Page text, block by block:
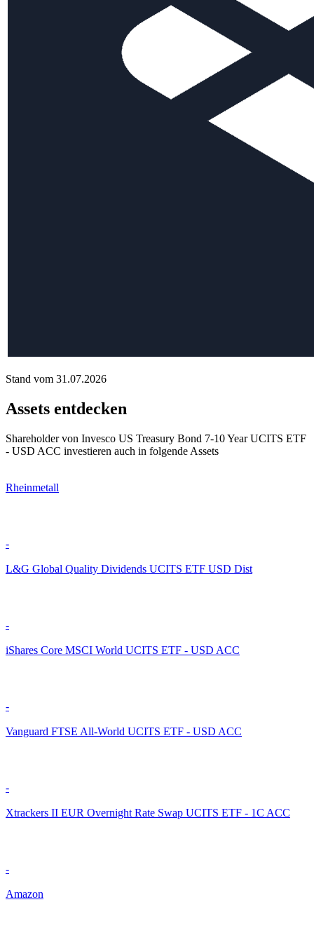
Stand vom 31.07.2026
Assets entdecken
Shareholder von Invesco US Treasury Bond 7-10 Year UCITS ETF
- USD ACC investieren auch in folgende Assets
Rheinmetall
-
L&G Global Quality Dividends UCITS ETF USD Dist
-
iShares Core MSCI World UCITS ETF - USD ACC
-
Vanguard FTSE All-World UCITS ETF - USD ACC
-
Xtrackers II EUR Overnight Rate Swap UCITS ETF - 1C ACC
-
Amazon